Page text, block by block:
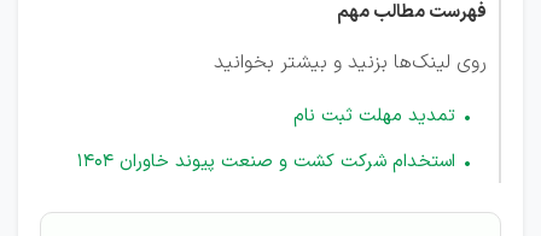
فهرست مطالب مهم
روی لینک‌ها بزنید و بیشتر بخوانید
تمدید مهلت ثبت نام
استخدام شرکت کشت و صنعت پیوند خاوران 1404